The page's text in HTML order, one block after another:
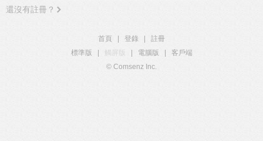
還沒有註冊？
首頁 登錄
註冊
標準版
觸屏版 電腦版
客戶端
© Comsenz Inc.